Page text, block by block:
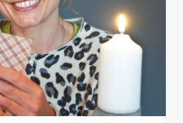
Lucie
tarotu. Svůj duchovní
předávám dál ostatním v
cílené rady. Těším se na Vás.